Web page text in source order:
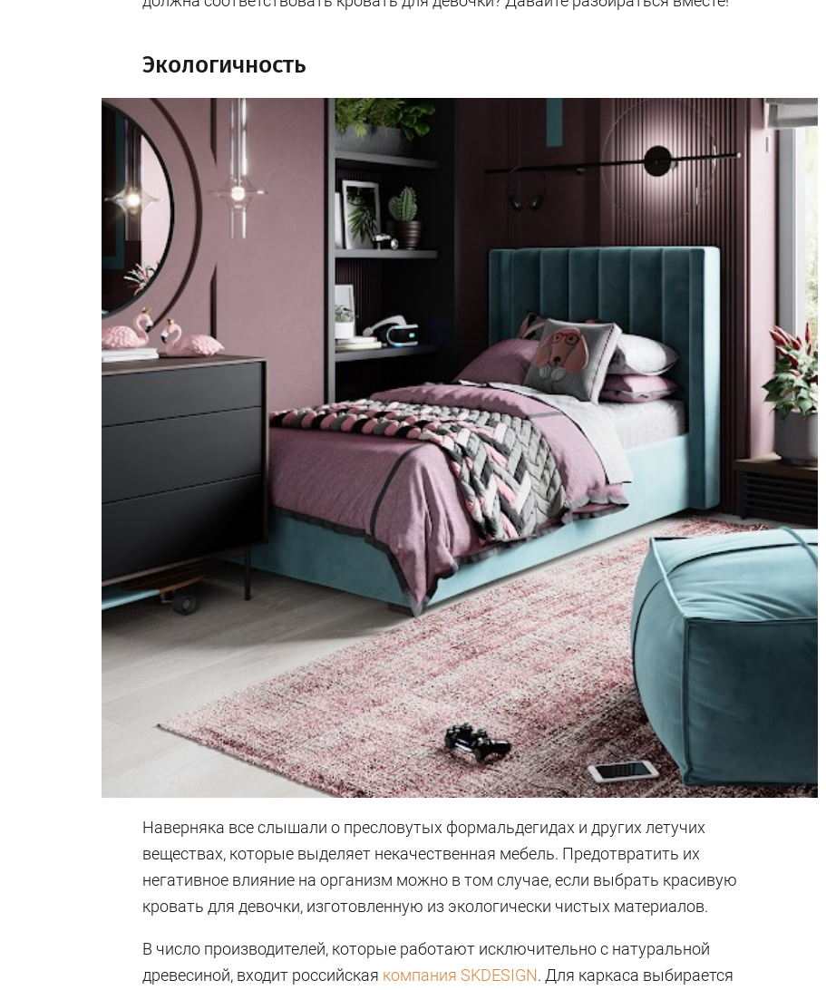
Экологичность
Наверняка все слышали о пресловутых формальдегидах и других летучих
веществах, которые выделяет некачественная мебель. Предотвратить их
негативное влияние на организм можно в том случае, если выбрать красивую
кровать для девочки, изготовленную из экологически чистых материалов.
В число производителей, которые работают исключительно с натуральной
древесиной, входит российская компания SKDESIGN. Для каркаса выбирается